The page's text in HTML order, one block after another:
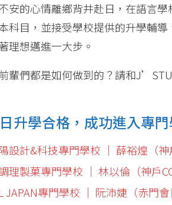
安的心情離鄉背井赴日，在語言
科目，並接受學校提供的升學輔
理想邁進一大步。
輩們都是如何做到的？請和
升學合格，成功進入專門
設計&科技專門學校 │ 薛裕煌（神
理製菓專門學校 │ 林以倫（神戶
JAPAN專門學校 │ 阮沛婕（赤門會